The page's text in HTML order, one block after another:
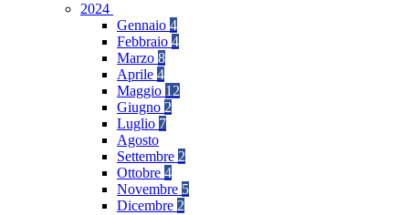
2024
Gennaio 4
Febbraio 4
Marzo 8
Aprile 4
Maggio 12
Giugno 2
Luglio 7
Agosto
Settembre 2
Ottobre 4
Novembre 5
Dicembre 2